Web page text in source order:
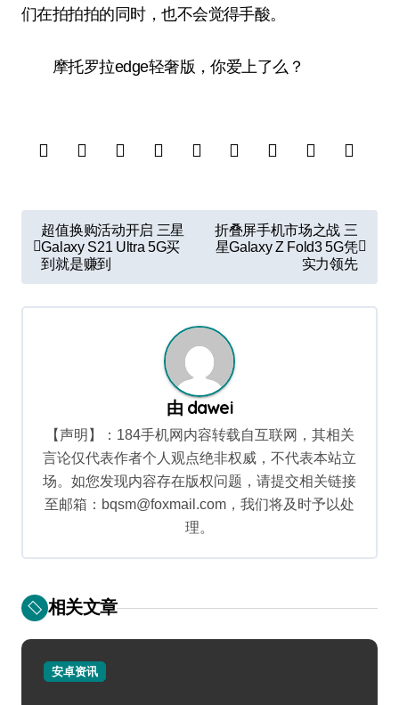
们在拍拍拍的同时，也不会觉得手酸。
摩托罗拉edge轻奢版，你爱上了么？
文
章
导
航
超值换购活动开启 三星
Galaxy S21 Ultra 5G买
到就是赚到
折叠屏手机市场之战 三
星Galaxy Z Fold3 5G凭
实力领先
由 dawei
【声明】：184手机网内容转载自互联网，其相关
言论仅代表作者个人观点绝非权威，不代表本站立
场。如您发现内容存在版权问题，请提交相关链接
至邮箱：bqsm@foxmail.com，我们将及时予以处
理。
相关文章
安卓资讯